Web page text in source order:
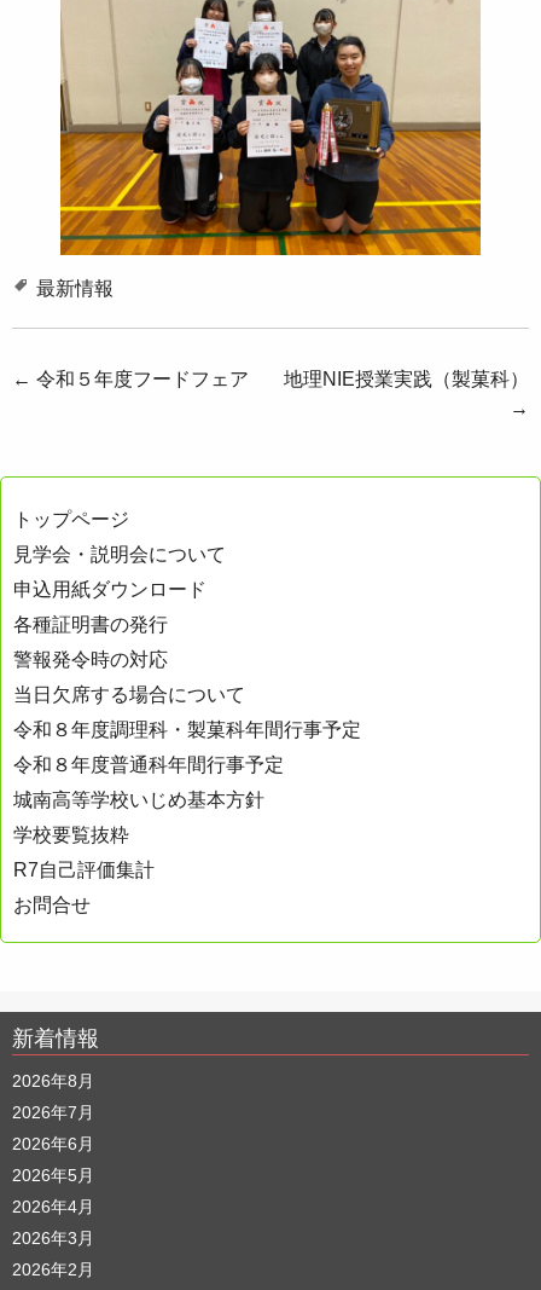
最新情報
投
ゲ
ー
シ
ョ
ン
← 令和５年度フードフェア
地理NIE授業実践（製菓科）
→
トップページ
見学会・説明会について
申込用紙ダウンロード
各種証明書の発行
警報発令時の対応
当日欠席する場合について
令和８年度調理科・製菓科年間行事予定
令和８年度普通科年間行事予定
城南高等学校いじめ基本方針
学校要覧抜粋
R7自己評価集計
お問合せ
新着情報
2026年8月
2026年7月
2026年6月
2026年5月
2026年4月
2026年3月
2026年2月